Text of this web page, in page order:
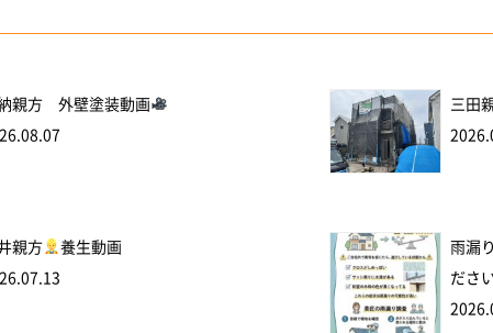
親方 外壁塗装動画
三田
親方
養生動画
雨漏
ださ